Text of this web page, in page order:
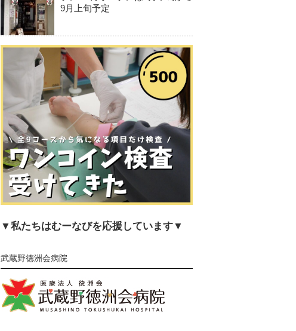
9月上旬予定
▼私たちはむーなびを応援しています▼
武蔵野徳洲会病院